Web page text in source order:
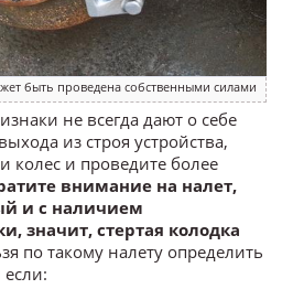
быть проведена собственными силами
не всегда дают о себе
из строя устройства,
колес и проведите более
внимание на налет,
и с наличием
значит, стертая колодка
по такому налету определить